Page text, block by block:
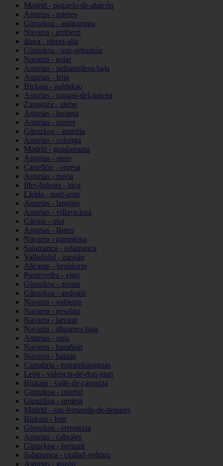
Madrid - pozuelo-de-alarcón
Asturias - mieres
Gipuzkoa - astigarraga
Navarra - erriberri
álava - ribera-alta
Gipuzkoa - san-sebastián
Navarra - galar
Asturias - peñamellera-baja
Asturias - lena
Bizkaia - galdakao
Asturias - cangas-del-narcea
Zaragoza - utebo
Asturias - laviana
Asturias - parres
Gipuzkoa - azpeitia
Asturias - colunga
Madrid - guadarrama
Asturias - siero
Castellón - orpesa
Asturias - navia
Illes-balears - inca
Lleida - naut-aran
Asturias - langreo
Asturias - villaviciosa
Girona - olot
Asturias - llanes
Navarra - pamplona
Salamanca - salamanca
Valladolid - zaratán
Alicante - benidorm
Pontevedra - vigo
Gipuzkoa - zerain
Gipuzkoa - andoain
Navarra - valtierra
Navarra - gesalatz
Navarra - larraun
Navarra - abaurrea-baja
Asturias - onís
Navarra - barañain
Navarra - baztan
Cantabria - entrambasaguas
León - valencia-de-don-juan
Bizkaia - valle-de-carranza
Gipuzkoa - usurbil
Gipuzkoa - urnieta
Madrid - san-fernando-de-henares
Bizkaia - loiu
Gipuzkoa - errenteria
Asturias - cabrales
Gipuzkoa - hernani
Salamanca - ciudad-rodrigo
Asturias - gozón